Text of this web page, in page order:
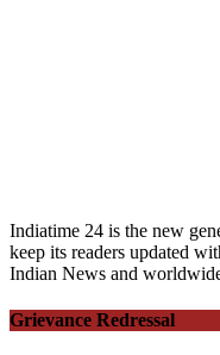
Indiatime 24 is the new
keep its readers updated
Indian News and
Grievance Redressal